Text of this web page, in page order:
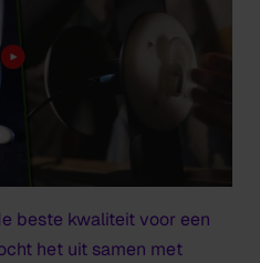
beste kwaliteit voor een
het uit samen met